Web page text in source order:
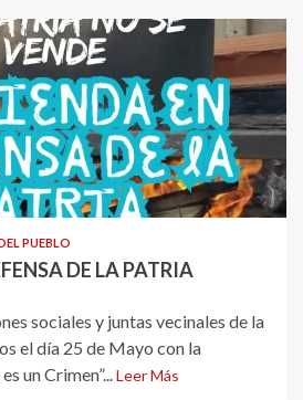
PUEBLO
DE LA PATRIA
sociales y juntas vecinales de la
el día 25 de Mayo con la
un Crimen”...Leer Más